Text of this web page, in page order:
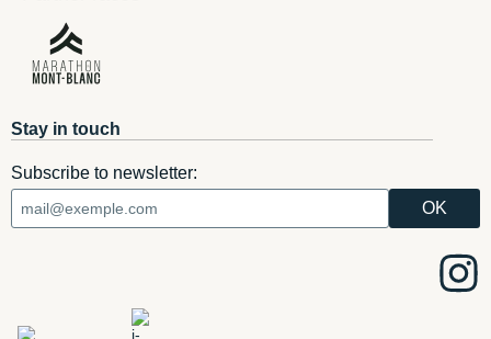
Stay in touch
Subscribe to newsletter: